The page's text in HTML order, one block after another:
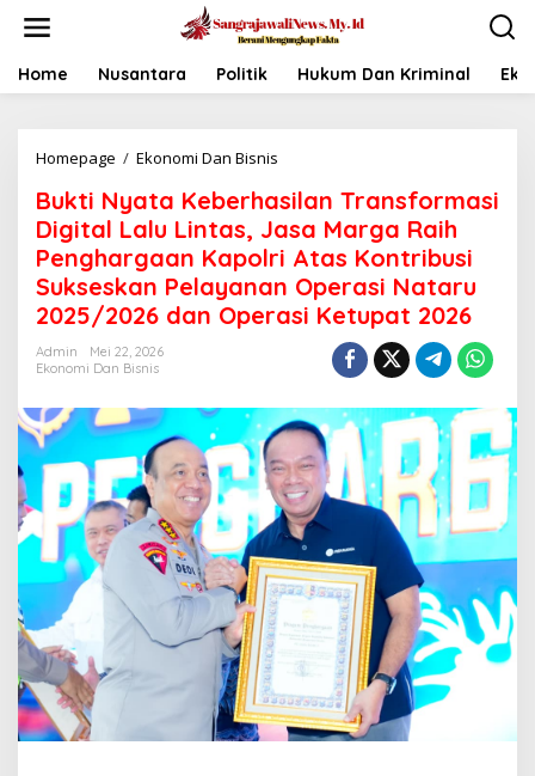
t
Home Nusantara Politik Hukum Dan Kriminal
Homepage / Ekonomi Dan Bisnis
k
t
i
N
y
a
t
b
e
r
h
a
s
l
a
T
n
s
f
Bukti Nyata Keberhasilan Transformasi
Digital Lalu Lintas, Jasa Marga Raih
Penghargaan Kapolri Atas Kontribusi
Sukseskan Pelayanan Operasi Nataru
2025/2026 dan Operasi Ketupat 2026
Admin
Mei 22, 2026
Ekonomi Dan Bisnis